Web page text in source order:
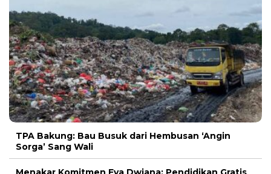
TPA Bakung: Bau Busuk dari Hembusan ‘Angin
Sorga’ Sang Wali